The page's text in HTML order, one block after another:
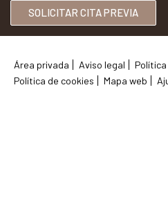
SOLICITAR CITA PREVIA
Área privada Aviso legal
Política de cookies
Mapa web